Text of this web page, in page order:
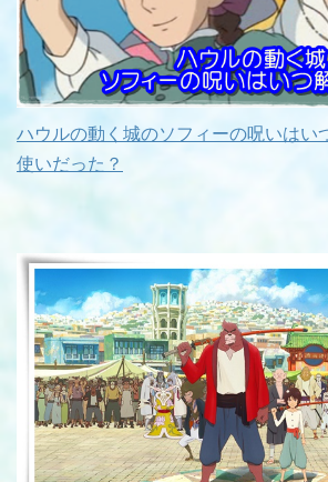
ハウルの動く城のソフィーの呪いはい
使いだった？